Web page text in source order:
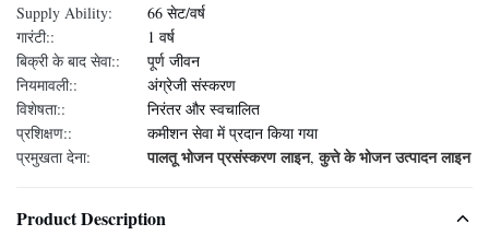
Supply Ability:
66 सेट/वर्ष
गारंटी::
1 वर्ष
बिक्री के बाद सेवा::
पूर्ण जीवन
नियमावली::
अंग्रेजी संस्करण
विशेषता::
निरंतर और स्वचालित
प्रशिक्षण::
कमीशन सेवा में प्रदान किया गया
प्रमुखता देना:
पालतू भोजन प्रसंस्करण लाइन,कुत्ते के भोजन उत्पादन लाइन
Product Description